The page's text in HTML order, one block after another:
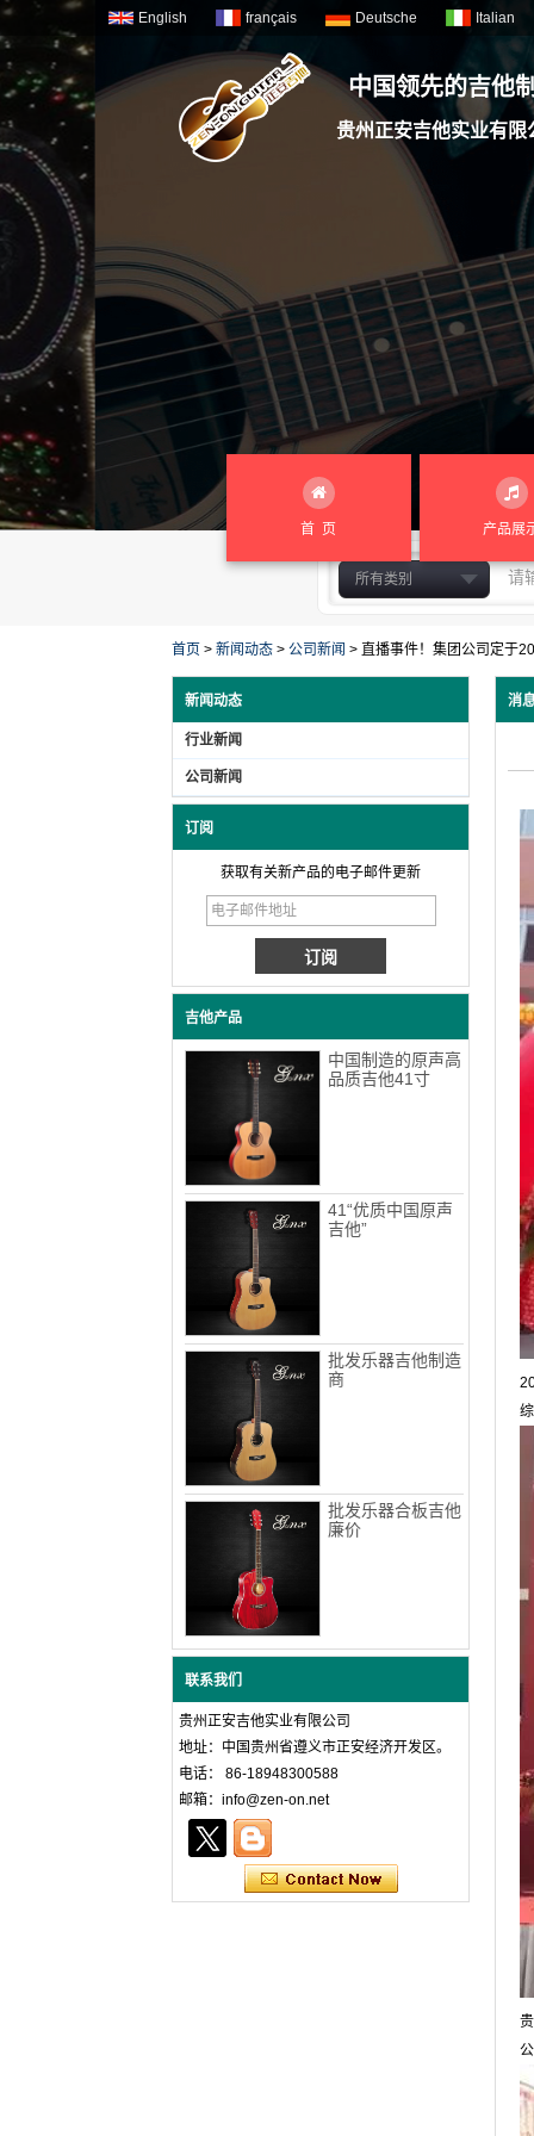
English français Deutsche Italian
中国领先的吉他
贵州正安吉他实业有限
首 页 产品展
所有类别
古典吉他
电吉他和低音
未分组的
胶合板吉他
首页 > 新闻动态 > 公司新闻 > 直播事件！集团公司定于
新闻动态
行业新闻
公司新闻
订阅
获取有关新产品的电子邮件更新
吉他产品
中国制造的原声高
品质吉他41寸
41“优质中国原声
吉他”
批发乐器吉他制造
商
批发乐器合板吉他
廉价
联系我们
贵州正安吉他实业有限公司
地址：中国贵州省遵义市正安经济开发区。
电话： 86-18948300588
邮箱：info@zen-on.net
消